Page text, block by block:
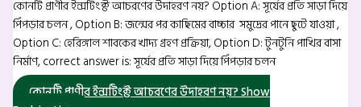
কোনটি প্রাণীর ইন্সটিংক্ট আচরণের উদাহরণ নয়? Option A: সূর্যের প্রতি সাড়া দিয়ে
পিঁপড়ার চলন , Option B: জন্মের পর কাছিমের বাচ্চার সমুদ্রের পানে ছুটে যাওয়া ,
Option C: হেরিঙ্গাল শাবকের খাদ্য গ্রহণ প্রক্রিয়া, Option D: টুনটুনি পাখির বাসা
নির্মাণ, correct answer is: সূর্যের প্রতি সাড়া দিয়ে পিঁপড়ার চলন
কোনটি প্রাণীর ইন্সটিংক্ট আচরণের উদাহরণ নয়?Show